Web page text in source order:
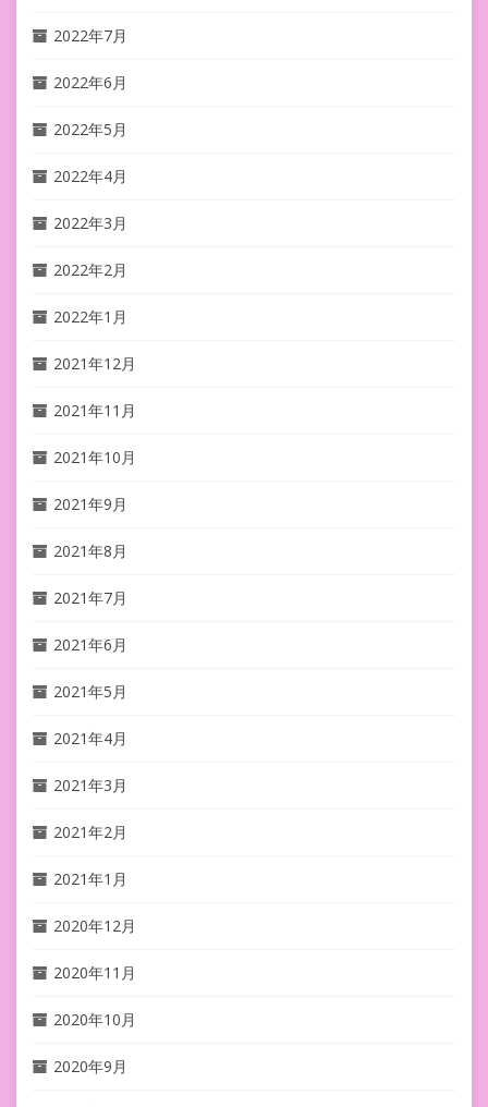
2022年7月
2022年6月
2022年5月
2022年4月
2022年3月
2022年2月
2022年1月
2021年12月
2021年11月
2021年10月
2021年9月
2021年8月
2021年7月
2021年6月
2021年5月
2021年4月
2021年3月
2021年2月
2021年1月
2020年12月
2020年11月
2020年10月
2020年9月